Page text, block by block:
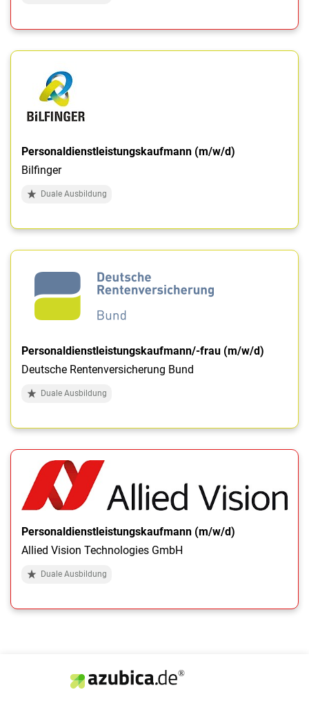
Personaldienstleistungskaufmann (m/w/d)
Bilfinger
Duale Ausbildung
Personaldienstleistungskaufmann/-frau (m/w/d)
Deutsche Rentenversicherung Bund
Duale Ausbildung
Personaldienstleistungskaufmann (m/w/d)
Allied Vision Technologies GmbH
Duale Ausbildung